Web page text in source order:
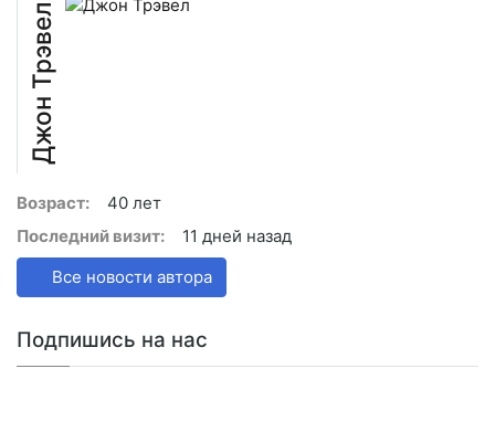
Джон Трэвел
Возраст:
40 лет
Последний визит:
11 дней назад
Все новости автора
Подпишись на нас